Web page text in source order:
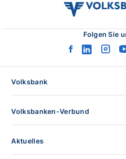
Folgen Sie
facebook
linkedin
Volksbank
Volksbanken-Verbund
Aktuelles